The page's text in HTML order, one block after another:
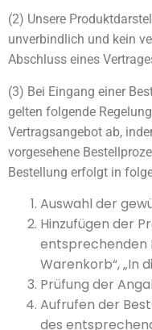
(2) Unsere
unverbindlich und kein
Abschluss eines
(3) Bei Eingang einer
gelten folgende
Vertragsangebot ab,
vorgesehene
Bestellung erfolgt in
Auswahl der
Hinzufügen der
entsprechenden
Warenkorb“, „In
Prüfung der
Aufrufen der
des